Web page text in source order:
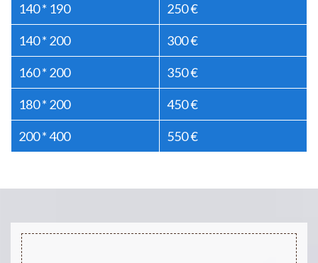
140 * 190 250 €
140 * 200 300 €
160 * 200 350 €
180 * 200 450 €
200 * 400 550 €